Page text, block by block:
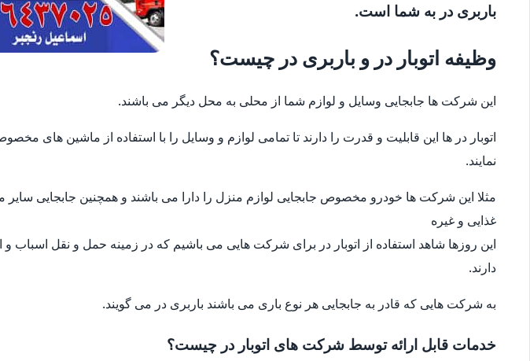
باربری در به شما است.
وظیفه اتوبار در و باربری در چیست؟
این شرکت ها جابجایی وسایل و لوازم شما از محلی به محل دیگر می باشند.
اتوبار در ها این قابلیت و قدرت را دارند تا تمامی لوازم و وسایل را با استفاده از ماشین های
نمایند.
مثلا این شرکت ها خودرو مخصوص جابجایی لوازم منزل را دارا می باشند و همچنین جابجایی سایر
غذایی و غیره
این روزها شاهد استفاده از اتوبار در برای شرکت هایی می باشیم که در زمینه حمل و نقل اسباب و
دارند.
به شرکت هایی که قادر به جابجایی هر نوع باری می باشند باربری در می گویند.
خدمات قابل ارائه توسط شرکت های اتوبار در چیست؟